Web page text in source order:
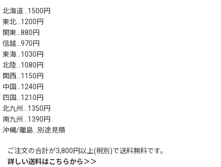
北海道…1500円
東北…1200円
関東…880円
信越…970円
東海…1030円
北陸…1080円
関西…1150円
中国…1240円
四国…1210円
北九州…1350円
南九州…1390円
沖縄/離島…別途見積
ご注文の合計が3,800円以上(税別)で送料無料です。
詳しい送料はこちらから＞＞